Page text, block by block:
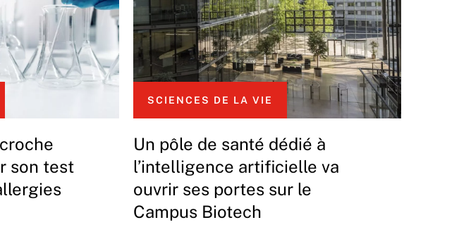
son test
SCIENCES DE LA VIE
Un pôle de santé dédié à
l’intelligence artificielle va
ouvrir ses portes sur le
Campus Biotech